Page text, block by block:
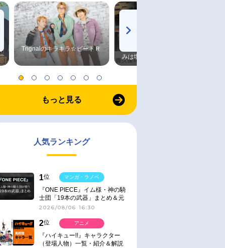
Trignalのキラキラ☆ビートＲ
みは塩だけ
もっと見る
人気ランキング
1位
『ONE PIECE』イム様・神の騎
士団「19本の武器」まとめ＆元
ネタ
2026/08/06 16:30
マンガ・ラノベ
2位
『ハイキュー!!』キャラクター
（登場人物）一覧・紹介＆解説
アニメ